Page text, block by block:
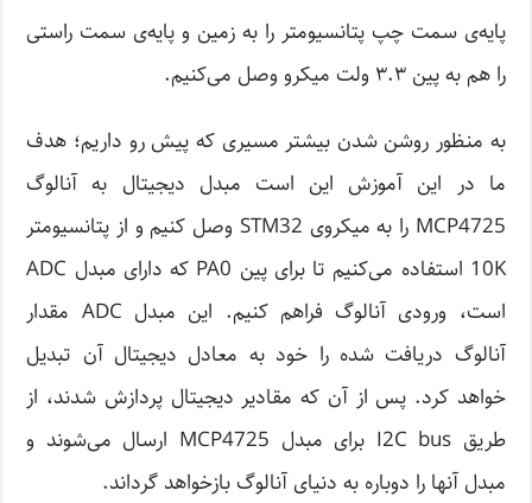
پایه‌ی سمت چپ پتانسیومتر را به زمین و پایه‌ی سمت راستی
را هم به پین ۳.۳ ولت میکرو وصل می‌کنیم.
به منظور روشن شدن بیشتر مسیری که پیش رو داریم؛ هدف
ما در این آموزش این است مبدل دیجیتال به آنالوگ
MCP4725 را به میکروی STM32 وصل کنیم و از پتانسیومتر
10K استفاده می‌کنیم تا برای پین PA0 که دارای مبدل ADC
است، ورودی آنالوگ فراهم کنیم. این مبدل ADC مقدار
آنالوگ دریافت شده را خود به معادل دیجیتال آن تبدیل
خواهد کرد. پس از آن که مقادیر دیجیتال پردازش شدند، از
طریق I2C bus برای مبدل MCP4725 ارسال می‌شوند و
مبدل آنها را دوباره به دنیای آنالوگ بازخواهد گرداند.